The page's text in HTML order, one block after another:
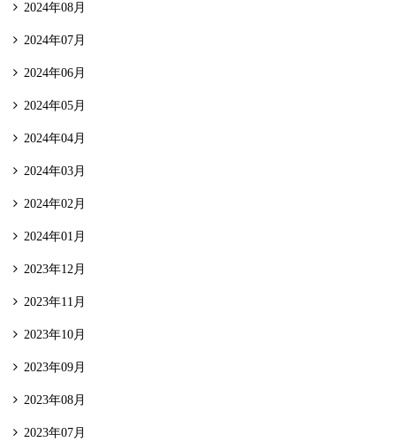
2024年08月
2024年07月
2024年06月
2024年05月
2024年04月
2024年03月
2024年02月
2024年01月
2023年12月
2023年11月
2023年10月
2023年09月
2023年08月
2023年07月